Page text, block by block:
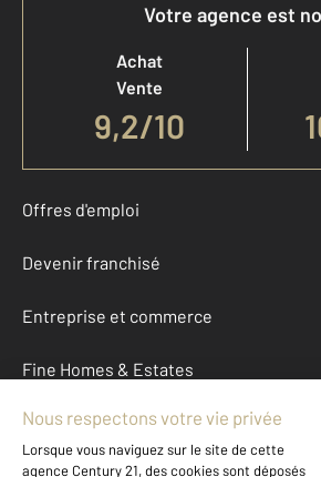
Votre agence est
Achat
Vente
9,2/10
Offres d'emploi
Devenir franchisé
Entreprise et commerce
Fine Homes & Estates
À propos